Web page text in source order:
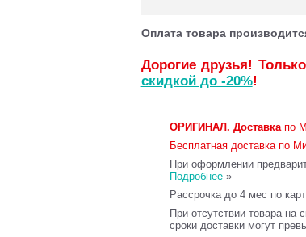
Оплата товара
Дорогие друзья!
скидкой до -20%!
ОРИГИНАЛ. Доставкапо
Бесплатная доставка по
При оформлении
Подробнее»
Рассрочка до 4 мес по
При отсутствии товара на
сроки доставки могут